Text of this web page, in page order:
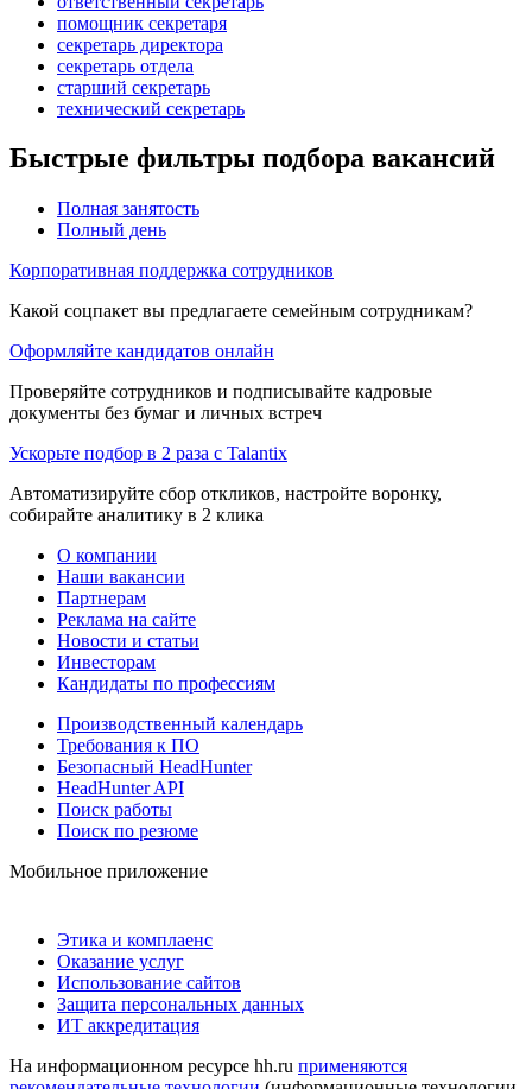
помощник секретаря
секретарь директора
секретарь отдела
старший секретарь
технический секретарь
Быстрые фильтры подбора вакансий
Полная занятость
Полный день
Корпоративная поддержка сотрудников
Какой соцпакет вы предлагаете семейным сотрудникам?
Оформляйте кандидатов онлайн
Проверяйте сотрудников и подписывайте кадровые
документы без бумаг и личных встреч
Ускорьте подбор в 2 раза с Talantix
Автоматизируйте сбор откликов, настройте воронку,
собирайте аналитику в 2 клика
О компании
Наши вакансии
Партнерам
Реклама на сайте
Новости и статьи
Инвесторам
Кандидаты по профессиям
Производственный календарь
Требования к ПО
Безопасный HeadHunter
HeadHunter API
Поиск работы
Поиск по резюме
Мобильное приложение
Этика и комплаенс
Оказание услуг
Использование сайтов
Защита персональных данных
ИТ аккредитация
На информационном ресурсе hh.ru применяются